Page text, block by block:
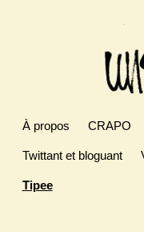
À propos CRAPO
Twittant et bloguant
Tipee